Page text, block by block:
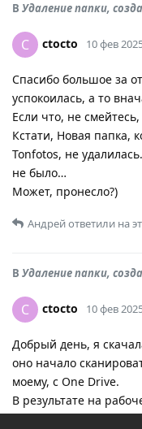
В Удаление папки,
C ctocto 10 фев
Спасибо большое за
успокоилась, а то
Если что, не
Кстати, Новая папка,
Tonfotos, не
не было…
Может, пронесло?)
Андрейответили на
В Удаление папки,
C ctocto 10 фев
Добрый день, я
оно начало
моему, с One Drive.
В результате на
минут через 15-20